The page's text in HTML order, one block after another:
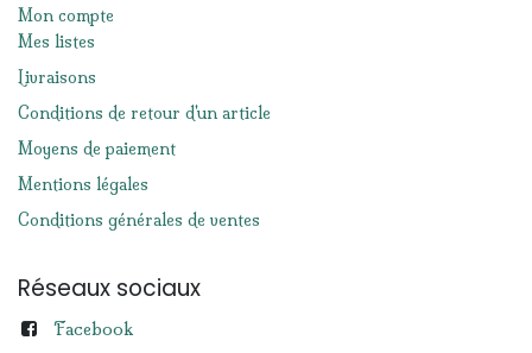
Mon compte
Mes listes
Livraisons
Conditions de retour d'un article
Moyens de paiement
Mentions légales
Conditions générales de ventes
Réseaux sociaux
Facebook